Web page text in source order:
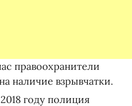
правоохранители
наличие взрывчатки.
году полиция